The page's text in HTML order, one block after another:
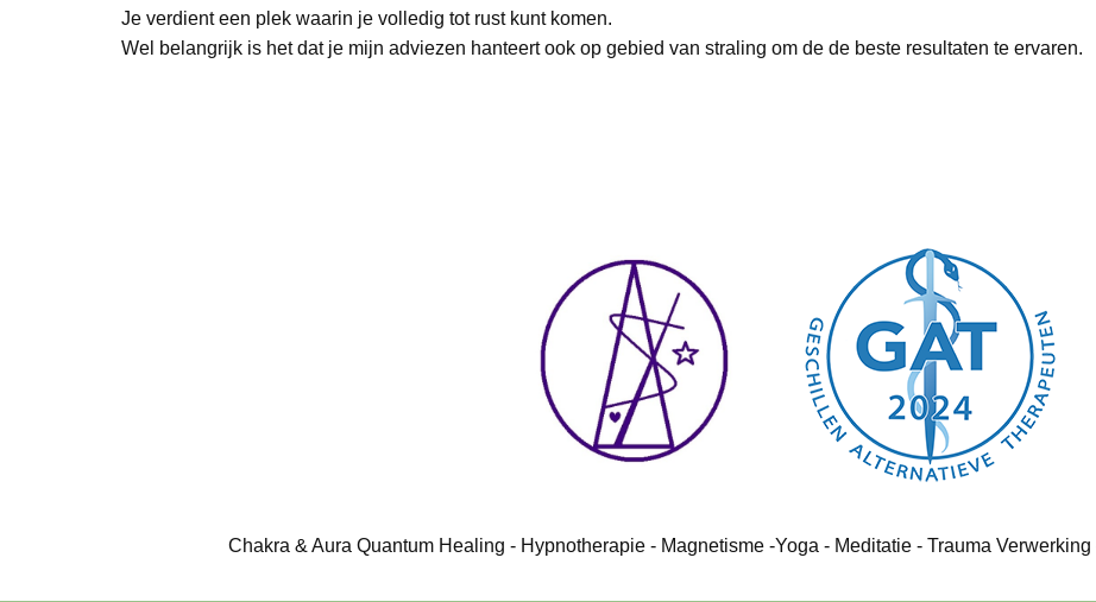
Je verdient een plek waarin je volledig tot rust kunt komen.
Wel belangrijk is het dat je mijn adviezen hanteert ook op gebied van straling om de de beste resultaten te ervaren.
Chakra & Aura Quantum Healing - Hypnotherapie - Magnetisme -Yoga - Meditatie - Trauma